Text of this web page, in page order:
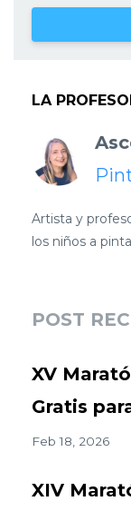
LA
Artista y
los niños a
POST
XV
Gratis
Feb 18, 2026
XIV